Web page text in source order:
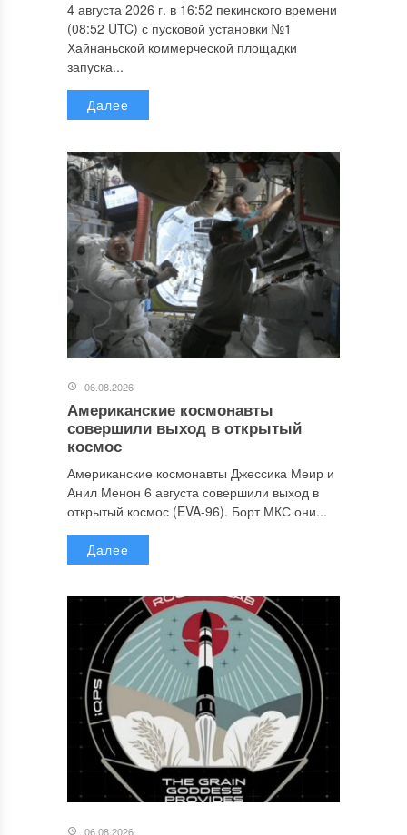
4 августа 2026 г. в 16:52 пекинского времени
(08:52 UTC) с пусковой установки №1
Хайнаньской коммерческой площадки
запуска...
Далее
06.08.2026
Американские космонавты
совершили выход в открытый
космос
Американские космонавты Джессика Меир и
Анил Менон 6 августа совершили выход в
открытый космос (EVA-96). Борт МКС они...
Далее
06.08.2026